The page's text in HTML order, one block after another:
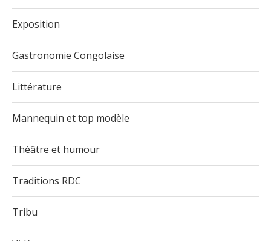
Exposition
Gastronomie Congolaise
Littérature
Mannequin et top modèle
Théâtre et humour
Traditions RDC
Tribu